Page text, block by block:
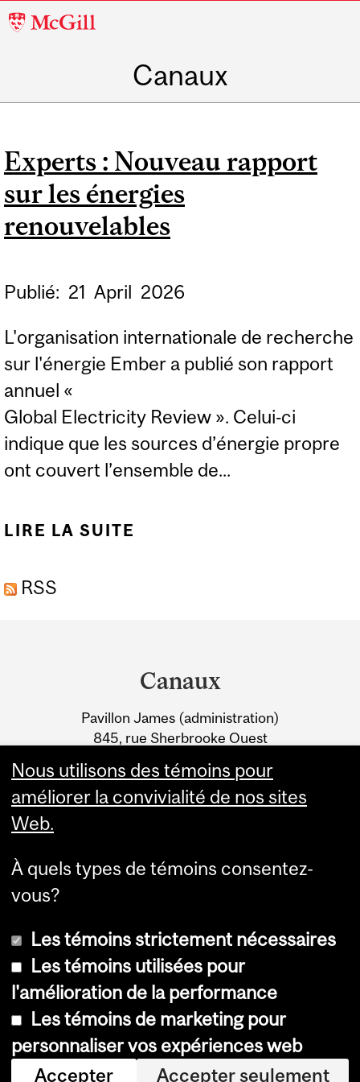
McGill
Canaux
Experts : Nouveau rapport
sur les énergies
renouvelables
Publié: 21 April 2026
L'organisation internationale de recherche
sur l'énergie Ember a publié son rapport
annuel «
Global Electricity Review ». Celui‑ci
indique que les sources d’énergie propre
ont couvert l’ensemble de...
LIRE LA SUITE
RSS
Information
Canaux
Pavillon James (administration)
845, rue Sherbrooke Ouest
© Université McGill, 2026
Accessibilité
Avis sur les témoins
Nous utilisons des témoins pour
améliorer la convivialité de nos sites
Web.
À quels types de témoins consentez-
vous?
Les témoins strictement nécessaires
Les témoins utilisées pour
l'amélioration de la performance
Les témoins de marketing pour
personnaliser vos expériences web
Accepter
Accepter seulement